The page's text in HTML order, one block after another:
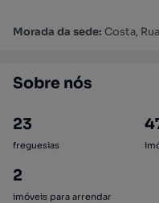
Morada da sede: Costa,
Sobre nós
23
freguesias
2
imóveis para arrendar